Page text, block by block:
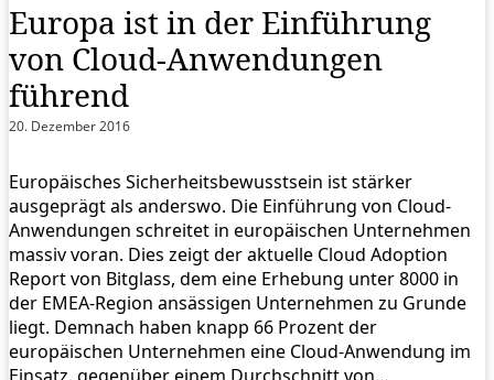
Europa ist in der Einführung
von Cloud-Anwendungen
führend
20. Dezember 2016
Europäisches Sicherheitsbewusstsein ist stärker
ausgeprägt als anderswo. Die Einführung von Cloud-
Anwendungen schreitet in europäischen Unternehmen
massiv voran. Dies zeigt der aktuelle Cloud Adoption
Report von Bitglass, dem eine Erhebung unter 8000 in
der EMEA-Region ansässigen Unternehmen zu Grunde
liegt. Demnach haben knapp 66 Prozent der
europäischen Unternehmen eine Cloud-Anwendung im